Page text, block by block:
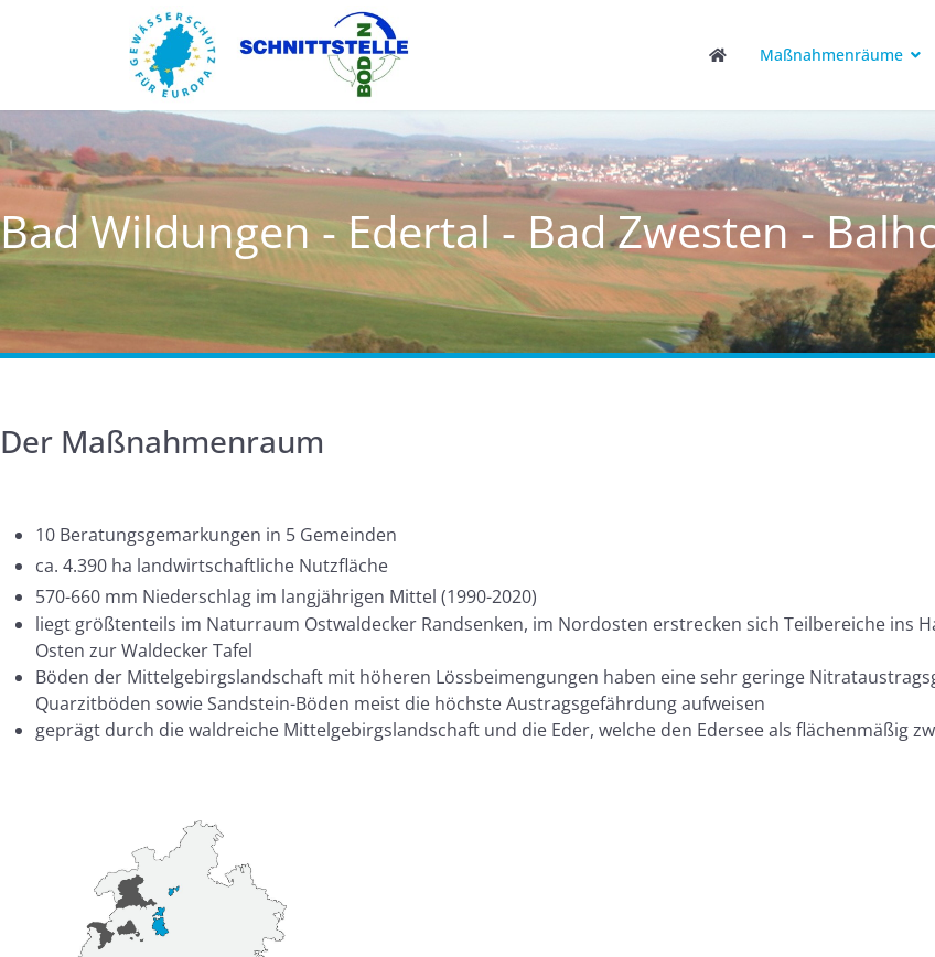
Maßnahmenräume
Bad Wildungen - Edertal - Bad Zwesten -
Der Maßnahmenraum
10 Beratungsgemarkungen in 5 Gemeinden
ca. 4.390 ha landwirtschaftliche Nutzfläche
570-660 mm Niederschlag im langjährigen Mittel (1990-2020)
liegt größtenteils im Naturraum Ostwaldecker Randsenken, im Nordosten erstrecken sich Teilbereiche ins
Osten zur Waldecker Tafel
Böden der Mittelgebirgslandschaft mit höheren Lössbeimengungen haben eine sehr geringe
Quarzitböden sowie Sandstein-Böden meist die höchste Austragsgefährdung aufweisen
geprägt durch die waldreiche Mittelgebirgslandschaft und die Eder, welche den Edersee als flächenmäßig